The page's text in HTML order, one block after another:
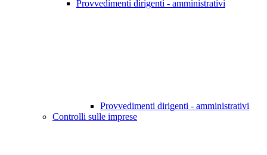
Provvedimenti dirigenti - amministrativi
Provvedimenti dirigenti - amministrativi
Controlli sulle imprese